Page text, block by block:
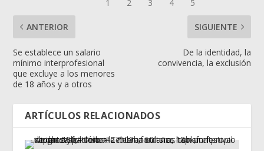
ANTERIOR
Se establece un salario
mínimo interprofesional
que excluye a los menores
de 18 años y a otros
SIGUIENTE
De la identidad, la
convivencia, la exclusión
ARTÍCULOS RELACIONADOS